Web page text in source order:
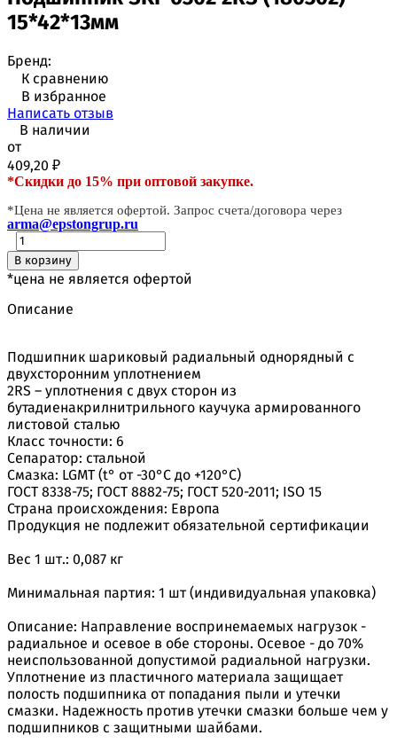
15*42*13мм
Бренд:
К сравнению
В избранное
Написать отзыв
В наличии
от
409,20 ₽
*Скидки до 15% при оптовой закупке.
*Цена не является офертой. Запрос счета/договора через
arma@epstongrup.ru
В корзину
*цена не является офертой
Описание
Подшипник шариковый радиальный однорядный с
двухсторонним уплотнением
2RS – уплотнения с двух сторон из
бутадиенакрилнитрильного каучука армированного
листовой сталью
Класс точности: 6
Сепаратор: стальной
Смазка: LGMT (t° от -30°С до +120°С)
ГОСТ 8338-75; ГОСТ 8882-75; ГОСТ 520-2011; ISO 15
Страна происхождения: Европа
Продукция не подлежит обязательной сертификации
Вес 1 шт.: 0,087 кг
Минимальная партия: 1 шт (индивидуальная упаковка)
Описание: Направление воспринемаемых нагрузок -
радиальное и осевое в обе стороны. Осевое - до 70%
неиспользованной допустимой радиальной нагрузки.
Уплотнение из пластичного материала защищает
полость подшипника от попадания пыли и утечки
смазки. Надежность против утечки смазки больше чем у
подшипников с защитными шайбами.